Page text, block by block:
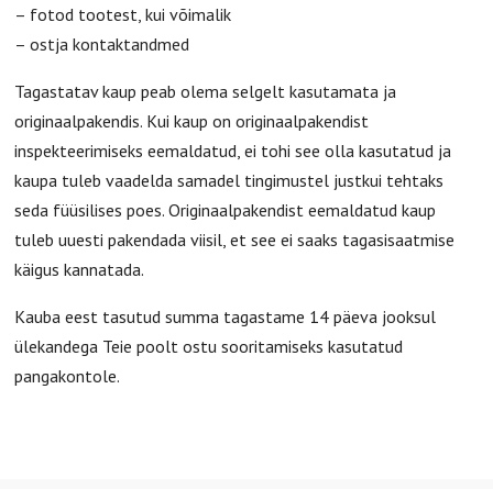
– fotod tootest, kui võimalik
– ostja kontaktandmed
Tagastatav kaup peab olema selgelt kasutamata ja
originaalpakendis. Kui kaup on originaalpakendist
inspekteerimiseks eemaldatud, ei tohi see olla kasutatud ja
kaupa tuleb vaadelda samadel tingimustel justkui tehtaks
seda füüsilises poes. Originaalpakendist eemaldatud kaup
tuleb uuesti pakendada viisil, et see ei saaks tagasisaatmise
käigus kannatada.
Kauba eest tasutud summa tagastame 14 päeva jooksul
ülekandega Teie poolt ostu sooritamiseks kasutatud
pangakontole.